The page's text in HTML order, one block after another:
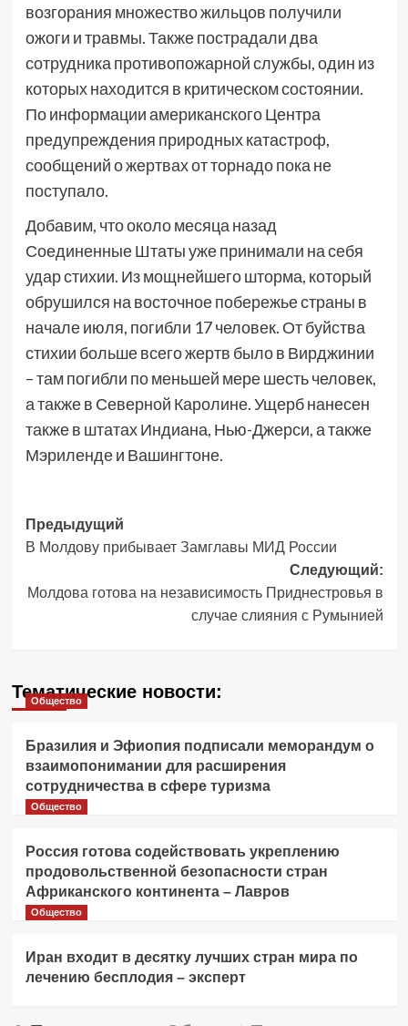
возгорания множество жильцов получили
ожоги и травмы. Также пострадали два
сотрудника противопожарной службы, один из
которых находится в критическом состоянии.
По информации американского Центра
предупреждения природных катастроф,
сообщений о жертвах от торнадо пока не
поступало.
Добавим, что около месяца назад
Соединенные Штаты уже принимали на себя
удар стихии. Из мощнейшего шторма, который
обрушился на восточное побережье страны в
начале июля, погибли 17 человек. От буйства
стихии больше всего жертв было в Вирджинии
– там погибли по меньшей мере шесть человек,
а также в Северной Каролине. Ущерб нанесен
также в штатах Индиана, Нью-Джерси, а также
Мэриленде и Вашингтоне.
Навигация
записи
Предыдущий
В Молдову прибывает Замглавы МИД России
Следующий:
Молдова готова на независимость Приднестровья в
случае слияния с Румынией
Тематические новости:
Общество
Бразилия и Эфиопия подписали меморандум о
взаимопонимании для расширения
сотрудничества в сфере туризма
Общество
Россия готова содействовать укреплению
продовольственной безопасности стран
Африканского континента – Лавров
Общество
Иран входит в десятку лучших стран мира по
лечению бесплодия – эксперт